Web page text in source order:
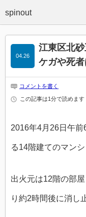
江東区北
ケガや死
04.26
コメントを書く
この記事は1分で読めます
2016年4月26日午
る14階建てのマン
出火元は12階の部
り約2時間後に消し